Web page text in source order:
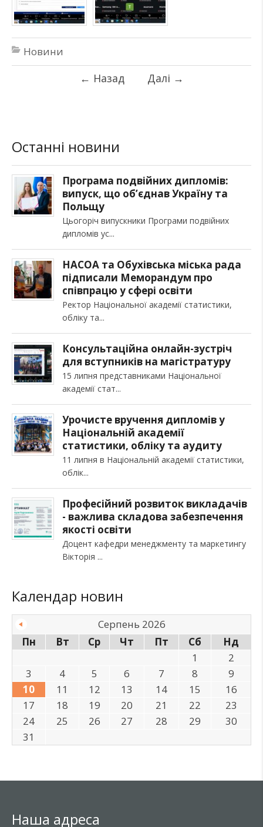
Новини
← Назад Далі →
Останні новини
Програма подвійних дипломів:
випуск, що об’єднав Україну та
Польщу
Цьогоріч випускники Програми подвійних
дипломів ус
НАСОА та Обухівська міська рада
підписали Меморандум про
співпрацю у сфері освіти
Ректор Національної академії статистики,
обліку та
Консультаційна онлайн-зустріч
для вступників на магістратуру
15 липня представниками Національної
академії стат
Урочисте вручення дипломів у
Національній академії
статистики, обліку та аудиту
11 липня в Національній академії статистики,
облік
Професійний розвиток викладачів
- важлива складова забезпечення
якості освіти
Доцент кафедри менеджменту та маркетингу
Вікторія
Календар новин
Серпень 2026
Пн
Вт Ср Чт Пт Сб
Нд
1
2
3
4 5 6 7 8
9
10
11 12 13 14 15
16
17
18 19 20 21 22
23
24
25 26 27 28 29
30
31
Наша адреса